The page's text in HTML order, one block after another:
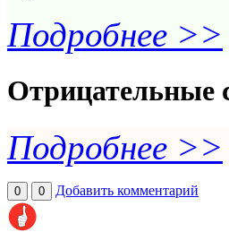
Подробнее >>
Отрицательные
Подробнее >>
0 0 Добавить комментарий